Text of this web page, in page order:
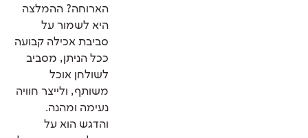
הארוחה? ההמלצה
היא לשמור על
סביבת אכילה קבועה
ככל הניתן, מסביב
לשולחן אוכל
משותף, ולייצר חוויה
נעימה ומהנה.
והדגש הוא על